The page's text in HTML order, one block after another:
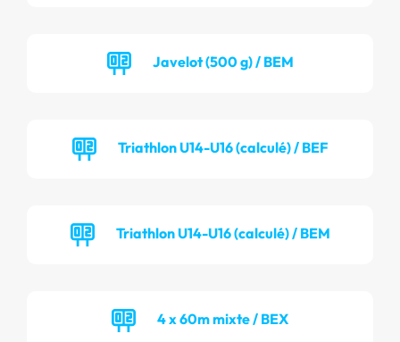
Javelot (500 g) / BEM
Triathlon U14-U16 (calculé) / BEF
Triathlon U14-U16 (calculé) / BEM
4 x 60m mixte / BEX